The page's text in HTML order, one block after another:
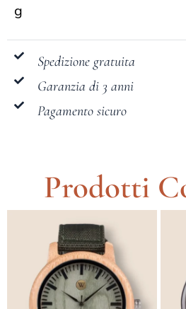
g
Spedizione gratuita
Garanzia di 3 anni
Pagamento sicuro
Prodotti